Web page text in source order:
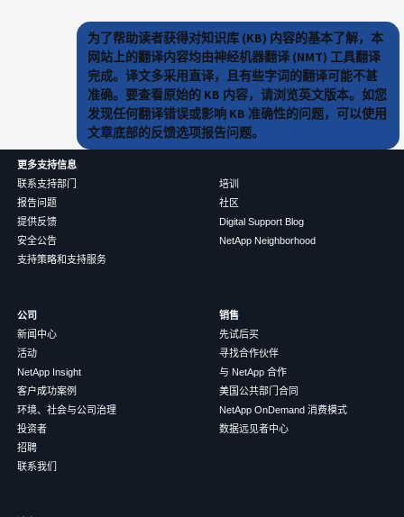
为了帮助读者获得对知识库 (KB) 内容的基本了解，本
网站上的翻译内容均由神经机器翻译 (NMT) 工具翻译
完成。译文多采用直译，且有些字词的翻译可能不甚
准确。要查看原始的 KB 内容，请浏览英文版本。如您
发现任何翻译错误或影响 KB 准确性的问题，可以使用
文章底部的反馈选项报告问题。
更多支持信息
联系支持部门
报告问题
提供反馈
安全公告
支持策略和支持服务
培训
社区
Digital Support Blog
NetApp Neighborhood
公司
新闻中心
活动
NetApp Insight
客户成功案例
环境、社会与公司治理
投资者
招聘
联系我们
销售
先试后买
寻找合作伙伴
与 NetApp 合作
美国公共部门合同
NetApp OnDemand 消费模式
数据远见者中心